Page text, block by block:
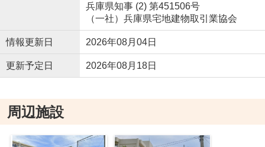
兵庫県知事 (2) 第451506号
（一社）兵庫県宅地建物取引業協会
情報更新日 2026年08月04日
更新予定日 2026年08月18日
周辺施設